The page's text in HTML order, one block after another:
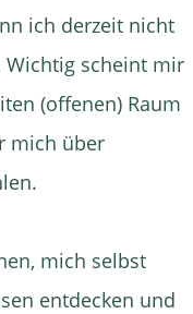
ich derzeit nicht
Wichtig scheint mir
(offenen) Raum
mich über
mich selbst
entdecken und